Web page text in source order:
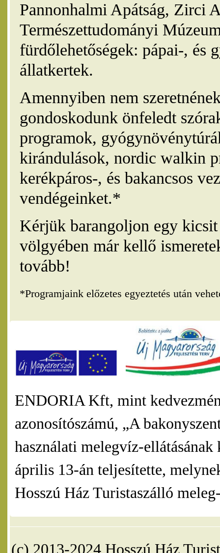
Pannonhalmi Apátság, Zirci
Természettudományi
fürdőlehetőségek: pápai-, és
állatkertek.
Amennyiben nem
gondoskodunk önfeledt
programok,
kirándulások, nordic walkin
kerékpáros-, és bakancsos
vendégeinket.*
Kérjük barangoljon egy
völgyében már kellő
tovább!
*Programjaink előzetes egyeztetés után
ENDORIA Kft, mint
azonosítószámú, „A
használati melegvíz-
április 13-án teljesítette,
Hosszú Ház Turistaszálló
(c) 2013-2024 Hosszú Ház